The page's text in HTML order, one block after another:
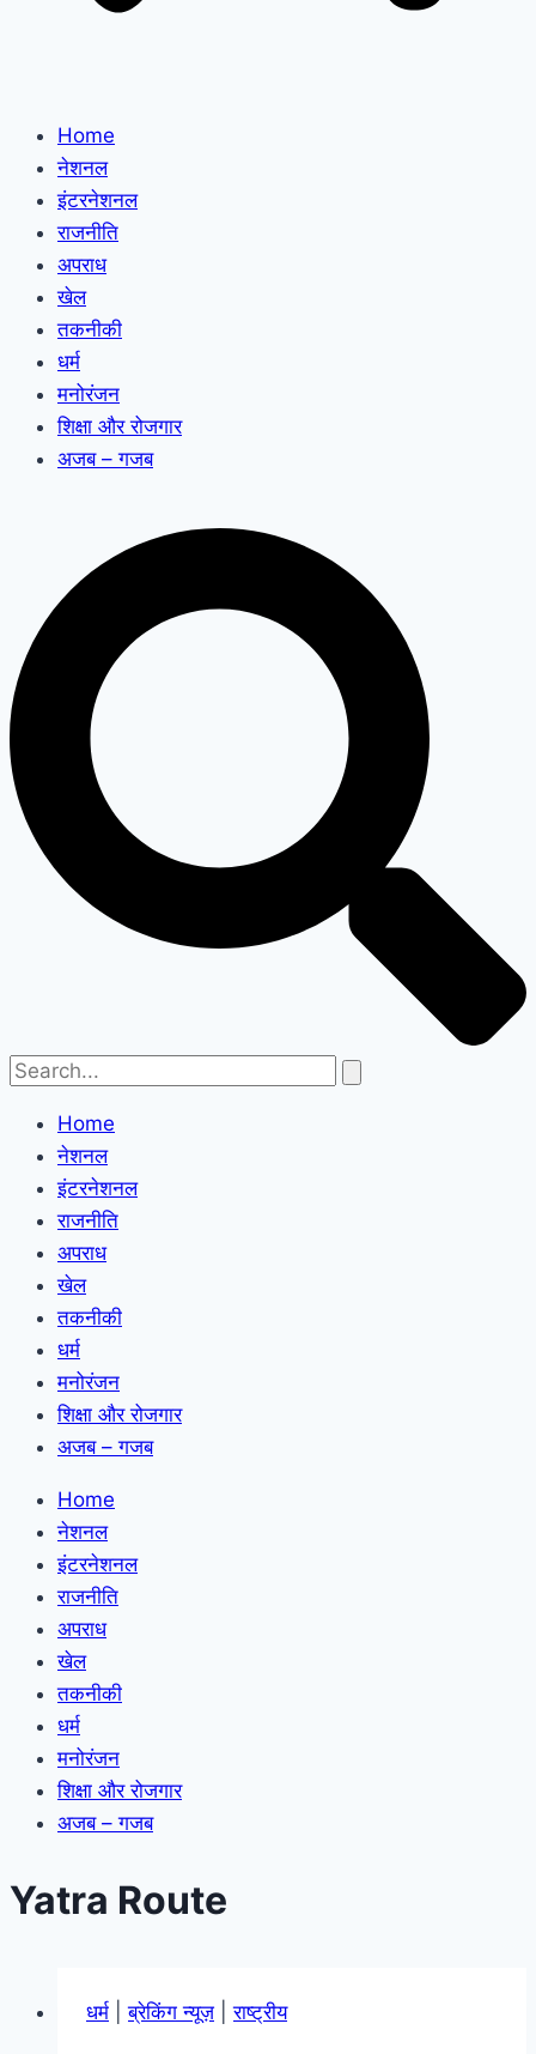
Home
नेशनल
इंटरनेशनल
राजनीति
अपराध
खेल
तकनीकी
धर्म
मनोरंजन
शिक्षा और रोजगार
अजब – गजब
Home
नेशनल
इंटरनेशनल
राजनीति
अपराध
खेल
तकनीकी
धर्म
मनोरंजन
शिक्षा और रोजगार
अजब – गजब
Home
नेशनल
इंटरनेशनल
राजनीति
अपराध
खेल
तकनीकी
धर्म
मनोरंजन
शिक्षा और रोजगार
अजब – गजब
Yatra Route
धर्म |ब्रेकिंग न्यूज़|राष्ट्रीय